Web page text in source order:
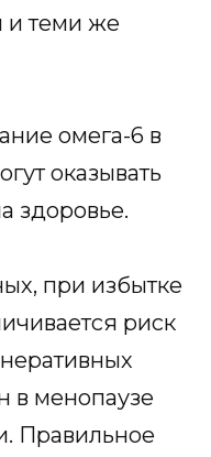
и теми же
омега-6 в
оказывать
здоровье.
при избытке
риск
в менопаузе
Правильное